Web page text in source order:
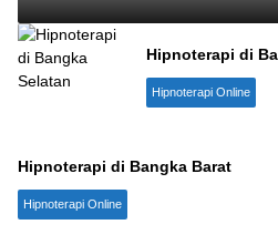
Hipnoterapi di
Hipnoterapi Online
Hipnoterapi di Bangka Barat
Hipnoterapi Online